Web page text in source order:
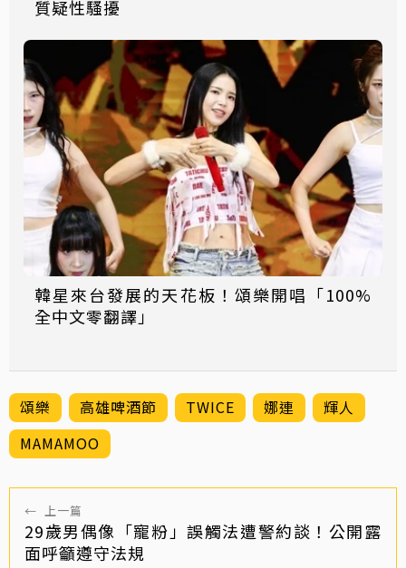
質疑性騷擾
韓星來台發展的天花板！頌樂開唱「100%
全中文零翻譯」
頌樂 高雄啤酒節 TWICE 娜連
輝人
MAMAMOO
← 上一篇
29歲男偶像「寵粉」誤觸法遭警約談！公開露
面呼籲遵守法規